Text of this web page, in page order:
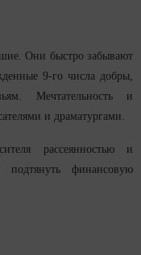
Они быстро забывают
9-го числа добры,
Мечтательность и
и драматургами.
рассеянностью и
подтянуть финансовую